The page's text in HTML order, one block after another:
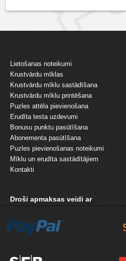
Lietošanas noteikumi
Krustvārdu mīklas
Krustvārdu mīklu sastādīšana
Krustvārdu mīklu printēšana
Puzles attēla pievienošana
Erudīta testa uzdevumi
Bonusu punktu pasūtīšana
Abonementa pasūtīšana
Puzles pievienošanas noteikumi
Mīklu un erudīta sastādītājiem
Kontakti
Droši apmaksas veidi ar